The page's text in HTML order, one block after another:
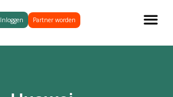
Inloggen Partner worden